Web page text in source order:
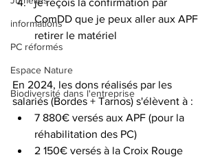
informations
PC réformés
Espace Nature
Biodiversité dans l'entreprise
ComDD que je peux aller aux APF
retirer le matériel
En 2024, les dons réalisés par les
salariés (Bordes + Tarnos) s'élèvent à :
7 880€ versés aux APF (pour la
réhabilitation des PC)
2 150€ versés à la Croix Rouge